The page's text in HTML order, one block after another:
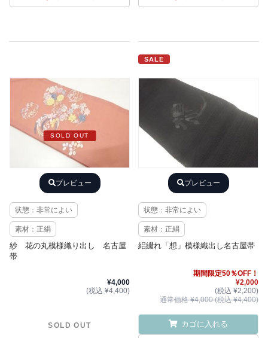
SOLD OUT
プレビュー
状態：非常によい
素材：正絹
紗 花の丸模様織り出し 名古屋
帯
¥4,000
(税込 ¥4,400)
SOLD OUT
SALE
プレビュー
状態：非常によい
素材：正絹
絽綴れ「想」模様織出し名古屋帯
期間限定50％OFF！
¥2,000
(税込 ¥2,200)
通常価格 ¥4,000 (税込 ¥4,400)
カゴに入れる